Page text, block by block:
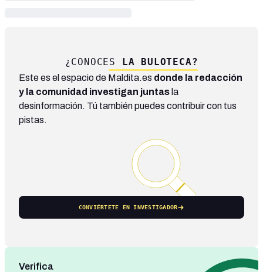
¿CONOCES LA BULOTECA?
Este es el espacio de Maldita.es donde la redacción
y la comunidad investigan juntas la
desinformación. Tú también puedes contribuir con tus
pistas.
CONVIÉRTETE EN INVESTIGADOR
Verifica